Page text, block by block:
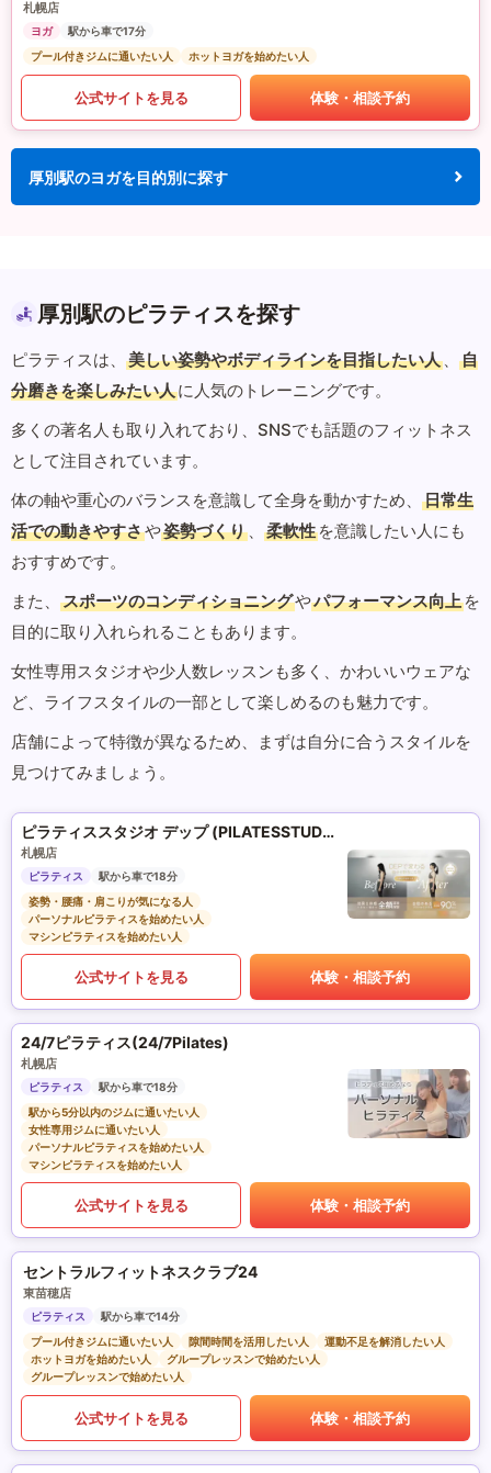
札幌店
ヨガ
駅から車で17分
プール付きジムに通いたい人
ホットヨガを始めたい人
公式サイトを見る 体験・相談予約
厚別駅のヨガを目的別に探す
厚別駅のピラティスを探す
ピラティスは、 美しい姿勢やボディラインを目指したい人 、
自
分磨きを楽しみたい人に人気のトレーニングです。
多くの著名人も取り入れており、SNSでも話題のフィットネス
として注目されています。
体の軸や重心のバランスを意識して全身を動かすため、
日常生
活での動きやすさや姿勢づくり 、 柔軟性 を意識したい人にも
おすすめです。
また、
スポーツのコンディショニングやパフォーマンス向上 を
目的に取り入れられることもあります。
女性専用スタジオや少人数レッスンも多く、かわいいウェアな
ど、ライフスタイルの一部として楽しめるのも魅力です。
店舗によって特徴が異なるため、まずは自分に合うスタイルを
見つけてみましょう。
ピラティススタジオ デップ (PILATESSTUDIO DEP)
札幌店
ピラティス
駅から車で18分
姿勢・腰痛・肩こりが気になる人
パーソナルピラティスを始めたい人
マシンピラティスを始めたい人
公式サイトを見る 体験・相談予約
24/7ピラティス(24/7Pilates)
札幌店
ピラティス
駅から車で18分
駅から5分以内のジムに通いたい人
女性専用ジムに通いたい人
パーソナルピラティスを始めたい人
マシンピラティスを始めたい人
公式サイトを見る 体験・相談予約
セントラルフィットネスクラブ24
東苗穂店
ピラティス
駅から車で14分
プール付きジムに通いたい人
隙間時間を活用したい人
運動不足を解消したい人
ホットヨガを始めたい人
グループレッスンで始めたい人
グループレッスンで始めたい人
公式サイトを見る 体験・相談予約